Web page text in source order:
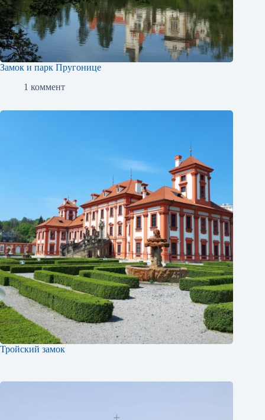
Замок и парк Пругонице
1 коммент
Тройский замок